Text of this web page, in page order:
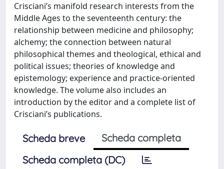
Crisciani’s manifold research interests from the
Middle Ages to the seventeenth century: the
relationship between medicine and philosophy;
alchemy; the connection between natural
philosophical themes and theological, ethical and
political issues; theories of knowledge and
epistemology; experience and practice-oriented
knowledge. The volume also includes an
introduction by the editor and a complete list of
Crisciani’s publications.
Scheda breve
Scheda completa
Scheda completa (DC)